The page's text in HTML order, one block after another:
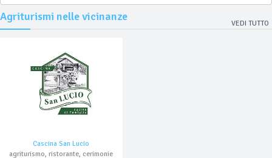
Agriturismi nelle vicinanze
VEDI TUTTO
Cascina San Lucio
agriturismo, ristorante, cerimonie